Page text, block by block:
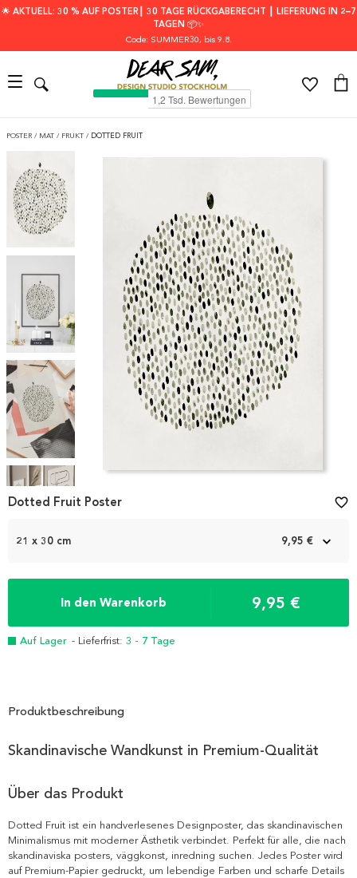
🌟 AKTUELL: 30 % AUF POSTER┃ 30 TAGE RÜCKGABERECHT ┃ LIEFERUNG IN 2–7
TAGEN 📦✨
Code: SUMMER30, bis 9.8.
POSTER / MAT / FRUKT / DOTTED FRUIT
Item
1
21 x 30 cm 9,95 €
In den Warenkorb 9,95 €
Auf Lager - Lieferfrist: 3 - 7 Tage
Dotted Fruit Poster favorite_border
Produktbeschreibung
Skandinavische Wandkunst in Premium-Qualität
Über das Produkt
Dotted Fruit ist ein handverlesenes Designposter, das skandinavischen
Minimalismus mit moderner Ästhetik verbindet. Perfekt für alle, die nach
skandinaviska posters, väggkonst, inredning suchen. Jedes Poster wird
auf Premium-Papier gedruckt, um lebendige Farben und scharfe Details